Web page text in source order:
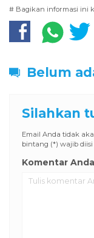
# Bagikan informasi ini
Belum
Silahkan
Email Anda tidak
bintang (*) wajib diisi
Komentar Anda